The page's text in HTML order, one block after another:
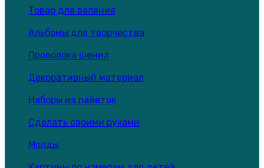
Товар для валяния
Альбомы для творчества
Проволока шенил
Декоративный материал
Наборы из пайеток
Сделать своими руками
Молды